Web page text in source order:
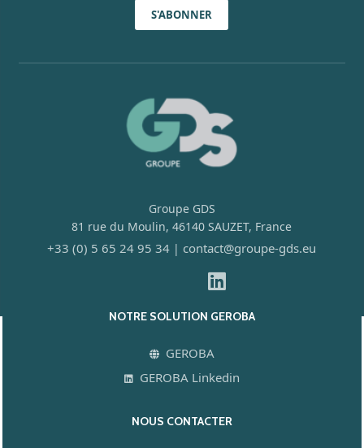
S'ABONNER
Groupe GDS
81 rue du Moulin, 46140 SAUZET, France
+33 (0) 5 65 24 95 34 | contact@groupe-gds.eu
NOTRE SOLUTION GEROBA
GEROBA
GEROBA Linkedin
NOUS CONTACTER